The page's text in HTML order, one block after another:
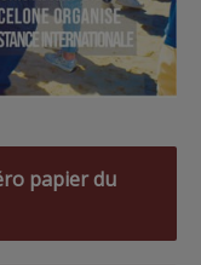
papier du